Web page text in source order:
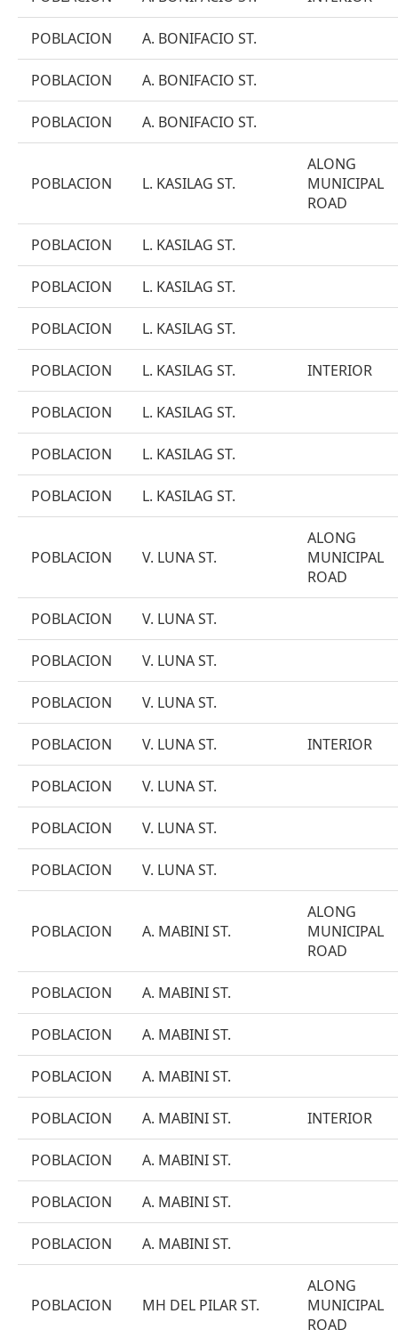
POBLACION A. BONIFACIO ST.
POBLACION A. BONIFACIO ST.
POBLACION A. BONIFACIO ST.
POBLACION L. KASILAG ST.
ALONG
MUNICIPAL
ROAD
POBLACION L. KASILAG ST.
POBLACION L. KASILAG ST.
POBLACION L. KASILAG ST.
POBLACION L. KASILAG ST. INTERIOR
POBLACION L. KASILAG ST.
POBLACION L. KASILAG ST.
POBLACION L. KASILAG ST.
POBLACION V. LUNA ST.
ALONG
MUNICIPAL
ROAD
POBLACION V. LUNA ST.
POBLACION V. LUNA ST.
POBLACION V. LUNA ST.
POBLACION V. LUNA ST. INTERIOR
POBLACION V. LUNA ST.
POBLACION V. LUNA ST.
POBLACION V. LUNA ST.
POBLACION A. MABINI ST.
ALONG
MUNICIPAL
ROAD
POBLACION A. MABINI ST.
POBLACION A. MABINI ST.
POBLACION A. MABINI ST.
POBLACION A. MABINI ST. INTERIOR
POBLACION A. MABINI ST.
POBLACION A. MABINI ST.
POBLACION A. MABINI ST.
POBLACION MH DEL PILAR ST.
ALONG
MUNICIPAL
ROAD